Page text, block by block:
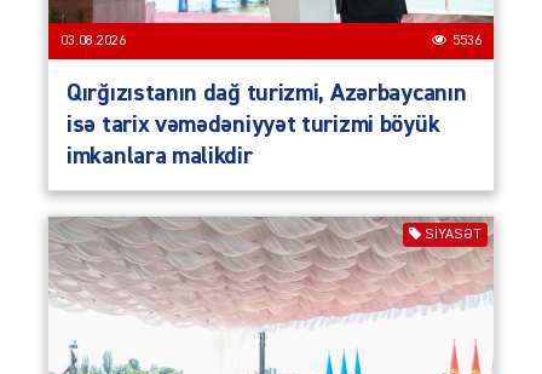
03.08.2026 5536
Qırğızıstanın dağ turizmi, Azərbaycanın
isə tarix vəmədəniyyət turizmi böyük
imkanlara malikdir
SIYASƏT